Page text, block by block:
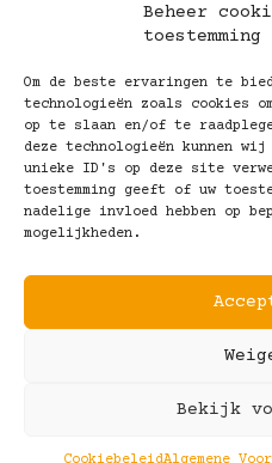
Beheer
toestemming
Om de beste ervaringen te
technologieën zoals cookies
op te slaan en/of te
deze technologieën kunnen
unieke ID's op deze site
toestemming geeft of uw
nadelige invloed hebben op
mogelijkheden.
Bekijk
info@kootbrillen.nl
Volg Ons!
Copyright ©
Algemene